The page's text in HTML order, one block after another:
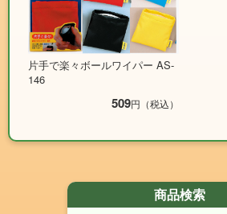
片手で楽々ボールワイパー AS-
146
509円（税込）
商品検索